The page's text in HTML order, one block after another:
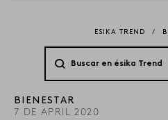
ESIKA TREND /
BIENESTAR
7 DE APRIL 2020